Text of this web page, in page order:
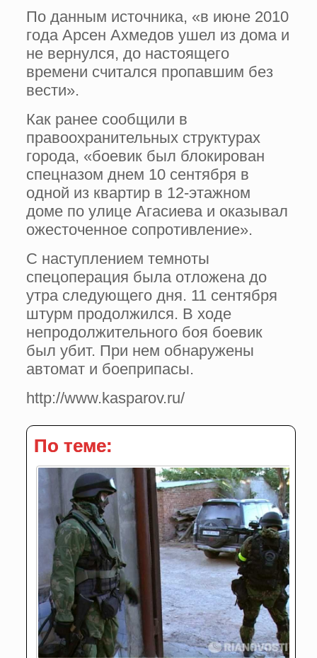
По данным источника, «в июне 2010
года Арсен Ахмедов ушел из дома и
не вернулся, до настоящего
времени считался пропавшим без
вести».
Как ранее сообщили в
правоохранительных структурах
города, «боевик был блокирован
спецназом днем 10 сентября в
одной из квартир в 12-этажном
доме по улице Агасиева и оказывал
ожесточенное сопротивление».
С наступлением темноты
спецоперация была отложена до
утра следующего дня. 11 сентября
штурм продолжился. В ходе
непродолжительного боя боевик
был убит. При нем обнаружены
автомат и боеприпасы.
http://www.kasparov.ru/
По теме: